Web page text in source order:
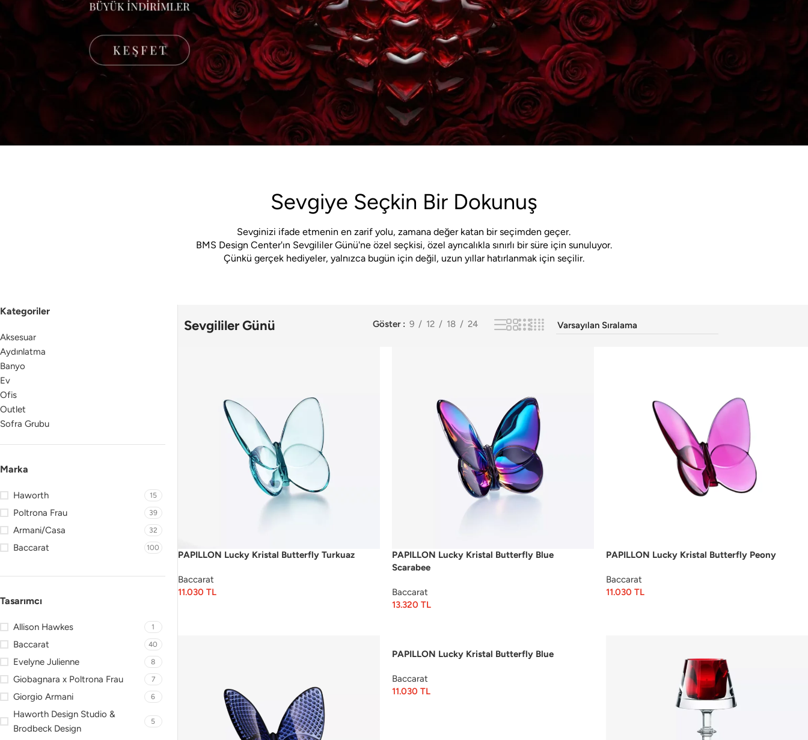
Çalışma Masası
Ofis
Keşfet
Sevgiye Seçkin Bir Dokunuş
Sevginizi ifade etmenin en zarif yolu, zamana değer katan bir seçimden geçer.
BMS Design Center'ın Sevgililer Günü'ne özel seçkisi, özel ayrıcalıkla sınırlı bir süre için sunuluyor.
Çünkü gerçek hediyeler, yalnızca bugün için değil, uzun yıllar hatırlanmak için seçilir.
Kategoriler
Aksesuar
Aydınlatma
Banyo
Ev
Ofis
Outlet
Sofra Grubu
Marka
Haworth 15
Poltrona Frau 39
Armani/Casa 32
Baccarat 100
Tasarımcı
Allison Hawkes 1
Baccarat 40
Evelyne Julienne 8
Giobagnara x Poltrona Frau 7
Giorgio Armani 6
Haworth Design Studio &
Brodbeck Design
5
Sevgililer Günü Göster 9 12 18 24
PAPILLON Lucky Kristal Butterfly Turkuaz
Baccarat
11.030 TL
PAPILLON Lucky Kristal Butterfly Blue
Scarabee
Baccarat
13.320 TL
PAPILLON Lucky Kristal Butterfly Peony
Baccarat
11.030 TL
PAPILLON Lucky Kristal Butterfly Blue
Baccarat
11.030 TL